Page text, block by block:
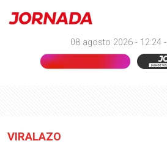
08 agosto 2026 - 12:24 -
VIRALAZO